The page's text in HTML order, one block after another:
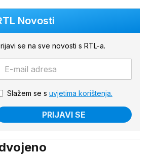
Novosti
se na sve novosti s RTL-a.
Slažem se s uvjetima korištenja.
PRIJAVI SE